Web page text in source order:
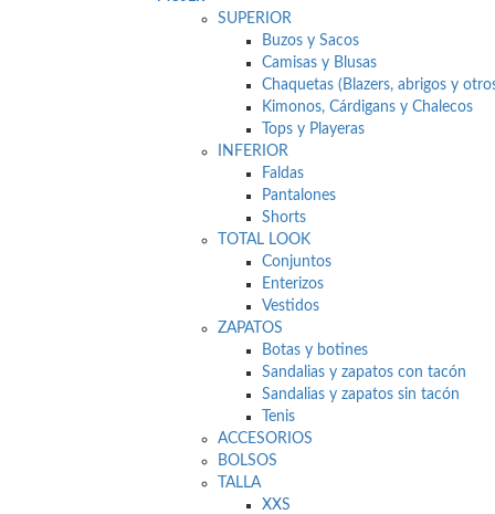
SUPERIOR
Buzos y Sacos
Camisas y Blusas
Chaquetas (Blazers, abrigos y
Kimonos, Cárdigans y Chalecos
Tops y Playeras
INFERIOR
Faldas
Pantalones
Shorts
TOTAL LOOK
Conjuntos
Enterizos
Vestidos
ZAPATOS
Botas y botines
Sandalias y zapatos con tacón
Sandalias y zapatos sin tacón
Tenis
ACCESORIOS
BOLSOS
TALLA
XXS